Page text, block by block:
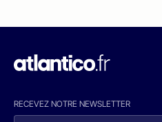
RECEVEZ NOTRE NEWSLETTER